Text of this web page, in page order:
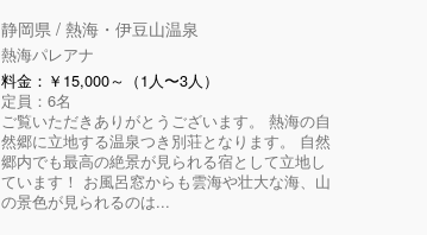
静岡県 / 熱海・伊豆山温泉
熱海パレアナ
料金：￥15,000～（1人〜3人）
定員：6名
ご覧いただきありがとうございます。 熱海の自
然郷に立地する温泉つき別荘となります。 自然
郷内でも最高の絶景が見られる宿として立地し
ています！ お風呂窓からも雲海や壮大な海、山
の景色が見られるのは...